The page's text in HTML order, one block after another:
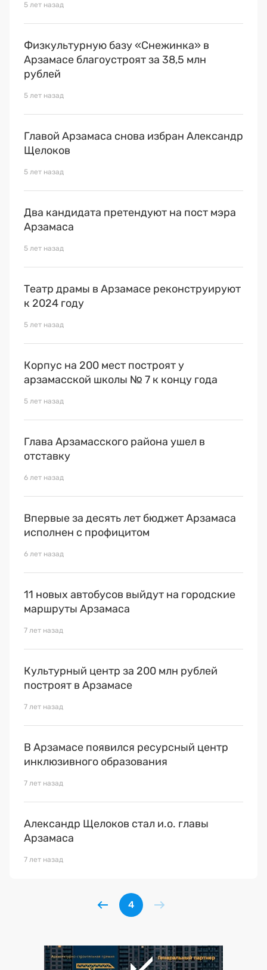
5 лет назад
Физкультурную базу «Снежинка» в
Арзамасе благоустроят за 38,5 млн
рублей
5 лет назад
Главой Арзамаса снова избран Александр
Щелоков
5 лет назад
Два кандидата претендуют на пост мэра
Арзамаса
5 лет назад
Театр драмы в Арзамасе реконструируют
к 2024 году
5 лет назад
Корпус на 200 мест построят у
арзамасской школы № 7 к концу года
5 лет назад
Глава Арзамасского района ушел в
отставку
6 лет назад
Впервые за десять лет бюджет Арзамаса
исполнен с профицитом
6 лет назад
11 новых автобусов выйдут на городские
маршруты Арзамаса
7 лет назад
Культурный центр за 200 млн рублей
построят в Арзамасе
7 лет назад
В Арзамасе появился ресурсный центр
инклюзивного образования
7 лет назад
Александр Щелоков стал и.о. главы
Арзамаса
7 лет назад
4